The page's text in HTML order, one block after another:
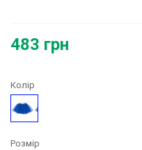
483 грн
Колір
Синій
Розмір